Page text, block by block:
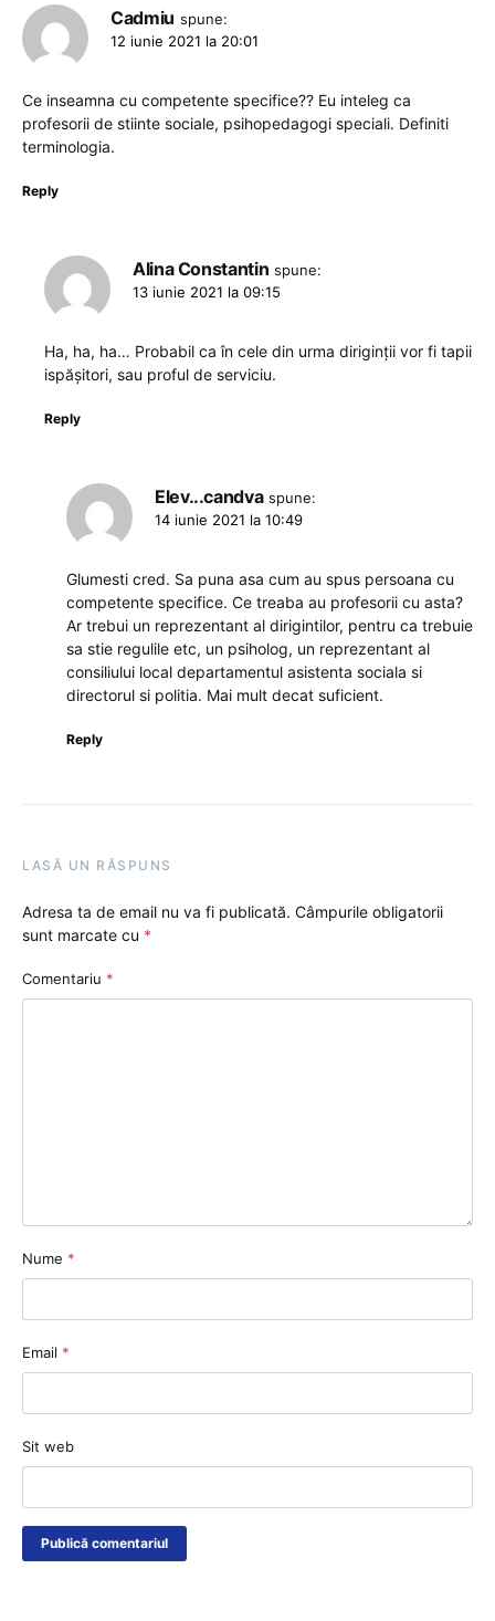
Cadmiu spune:
12 iunie 2021 la 20:01
Ce inseamna cu competente specifice?? Eu inteleg ca
profesorii de stiinte sociale, psihopedagogi speciali. Definiti
terminologia.
Reply
Alina Constantin spune:
13 iunie 2021 la 09:15
Ha, ha, ha… Probabil ca în cele din urma diriginții vor fi tapii
ispășitori, sau proful de serviciu.
Reply
Elev...candva spune:
14 iunie 2021 la 10:49
Glumesti cred. Sa puna asa cum au spus persoana cu
competente specifice. Ce treaba au profesorii cu asta?
Ar trebui un reprezentant al dirigintilor, pentru ca trebuie
sa stie regulile etc, un psiholog, un reprezentant al
consiliului local departamentul asistenta sociala si
directorul si politia. Mai mult decat suficient.
Reply
LASĂ UN RĂSPUNS
Adresa ta de email nu va fi publicată. Câmpurile obligatorii
sunt marcate cu *
Comentariu *
Nume *
Email *
Sit web